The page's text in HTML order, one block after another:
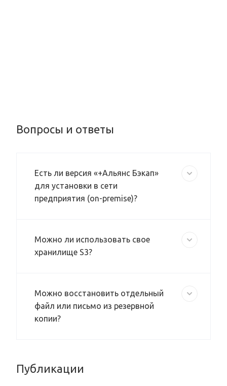
Вопросы и ответы
Есть ли версия «+Альянс Бэкап»
для установки в сети
предприятия (on-premise)?
Можно ли использовать свое
хранилище S3?
Можно восстановить отдельный
файл или письмо из резервной
копии?
Публикации